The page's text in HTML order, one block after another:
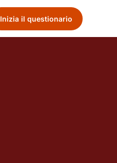
Inizia il questionario